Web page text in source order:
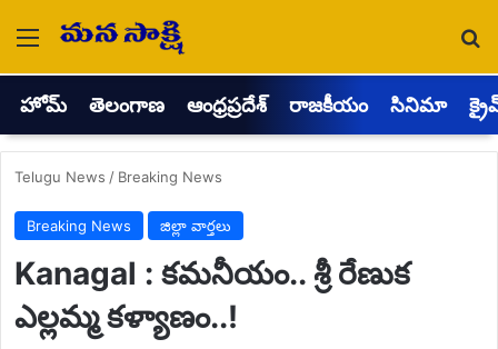
Menu
హోమ్ తెలంగాణ ఆంధ్రప్రదేశ్ రాజకీయం సినిమా
Telugu News / Breaking News
Breaking News జిల్లా వార్తలు
Kanagal : కమనీయం.. శ్రీ రేణుక
ఎల్లమ్మ కళ్యాణం..!